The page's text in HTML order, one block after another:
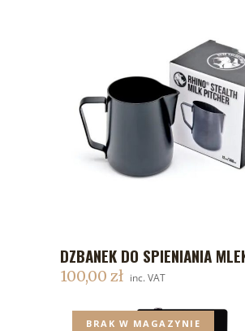
DODAJ DO
DZBANEK DO SPIENIANIA
100,00 zł inc. VAT
BRAK W MAGAZYNIE